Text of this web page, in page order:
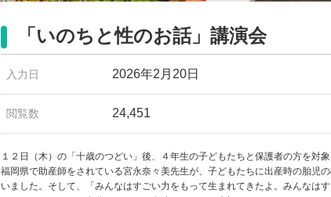
「いのちと性のお話」講演会
入力日 2026年2月20日
閲覧数 24,451
１２日（木）の「十歳のつどい」後、４年生の子どもたちと保護者の方を対
福岡県で助産師をされている宮永奈々美先生が、子どもたちに出産時の胎児
いました。そして、「みんなはすごい力をもって生まれてきたよ。みんなは